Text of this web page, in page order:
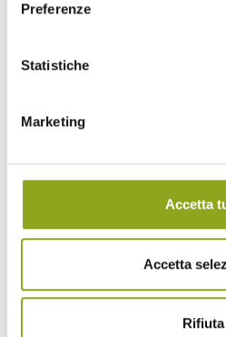
Preferenze
Statistiche
Marketing
Accetta
Accetta
Rifiuta
— Bliss
— Inspire
Benessere
Storie
Parco e